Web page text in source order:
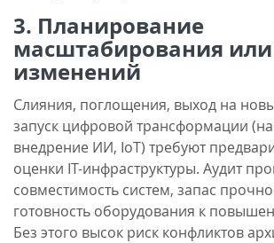
3. Планирование
масштабирования или
изменений
Слияния, поглощения, выход на
запуск цифровой трансформации
внедрение ИИ, IoT) требуют
оценки IT-инфраструктуры. Аудит
совместимость систем, запас
готовность оборудования к
Без этого высок риск конфликтов